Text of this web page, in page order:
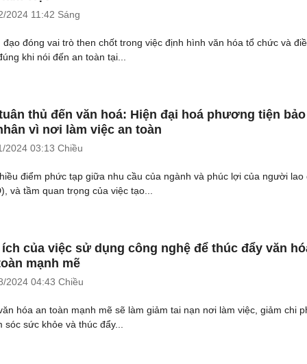
2024 11:42 Sáng
đạo đóng vai trò then chốt trong việc định hình văn hóa tổ chức và
khi nói đến an toàn tại...
thủ đến văn hoá: Hiện đại hoá phương tiện
vì nơi làm việc an toàn
2024 03:13 Chiều
điểm phức tạp giữa nhu cầu của ngành và phúc lợi của người lao
và tầm quan trọng của việc tạo...
của việc sử dụng công nghệ để thúc đẩy văn
mạnh mẽ
2024 04:43 Chiều
hóa an toàn mạnh mẽ sẽ làm giảm tai nạn nơi làm việc, giảm chi
sóc sức khỏe và thúc đẩy...